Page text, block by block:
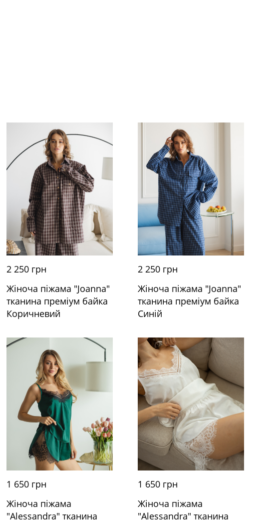
2 250 грн
Жіноча піжама "Joanna"
тканина преміум байка
Коричневий
2 250 грн
Жіноча піжама "Joanna"
тканина преміум байка
Синій
1 650 грн
Жіноча піжама
"Alessandra" тканина
1 650 грн
Жіноча піжама
"Alessandra" тканина